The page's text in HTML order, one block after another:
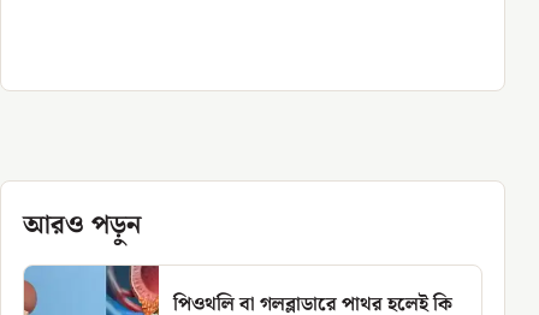
আরও পড়ুন
পিওথলি বা গলব্লাডারে পাথর হলেই কি